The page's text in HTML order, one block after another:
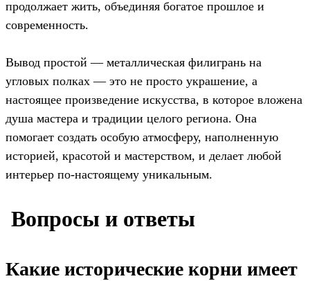
продолжает жить, объединяя богатое прошлое и
современность.
Вывод простой — металлическая филигрань на
угловых полках — это не просто украшение, а
настоящее произведение искусства, в которое вложена
душа мастера и традиции целого региона. Она
помогает создать особую атмосферу, наполненную
историей, красотой и мастерством, и делает любой
интерьер по-настоящему уникальным.
️ Вопросы и ответы
Какие исторические корни имеет